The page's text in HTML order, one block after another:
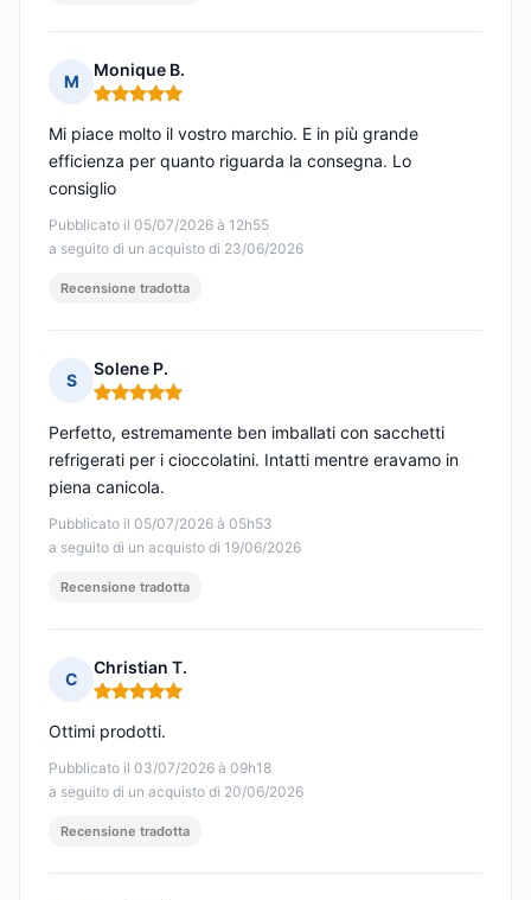
M
Monique B.
Nota: 5 su 5
Pubblicato il 05/07/2026 à 12h55
a seguito di un acquisto di 23/06/2026
Mi piace molto il vostro marchio. E in più grande
efficienza per quanto riguarda la consegna. Lo
consiglio
Recensione tradotta
S
Solene P.
Nota: 5 su 5
Pubblicato il 05/07/2026 à 05h53
a seguito di un acquisto di 19/06/2026
Perfetto, estremamente ben imballati con sacchetti
refrigerati per i cioccolatini. Intatti mentre eravamo in
piena canicola.
Recensione tradotta
C
Christian T.
Nota: 5 su 5
Pubblicato il 03/07/2026 à 09h18
a seguito di un acquisto di 20/06/2026
Ottimi prodotti.
Recensione tradotta